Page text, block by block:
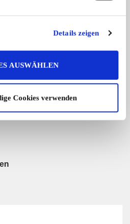
Details zeigen
AUSWÄHLEN
Cookies verwenden
6.900,- €
...